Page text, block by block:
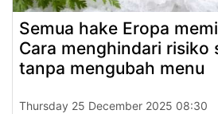
Semua hake Eropa
Cara menghindari risiko
tanpa mengubah menu
Thursday 25 December 2025 08:30